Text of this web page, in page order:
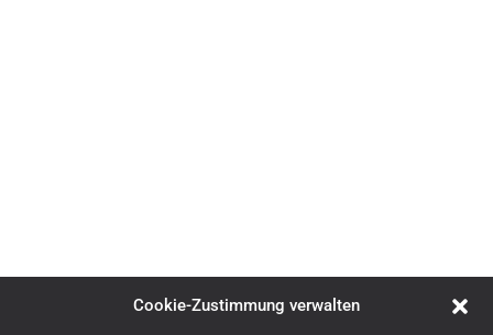
Cookie-Zustimmung verwalten